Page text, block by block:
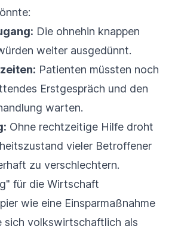
Die ohnehin knappen
weiter ausgedünnt.
Patienten müssten noch
Erstgespräch und den
warten.
Ohne rechtzeitige Hilfe droht
vieler Betroffener
zu verschlechtern.
für die Wirtschaft
wie eine Einsparmaßnahme
sich volkswirtschaftlich als